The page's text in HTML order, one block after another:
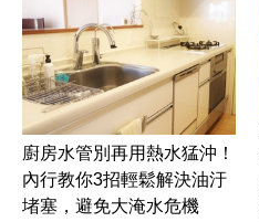
廚房水管別再用熱水猛沖！
內行教你3招輕鬆解決油汙
堵塞，避免大淹水危機